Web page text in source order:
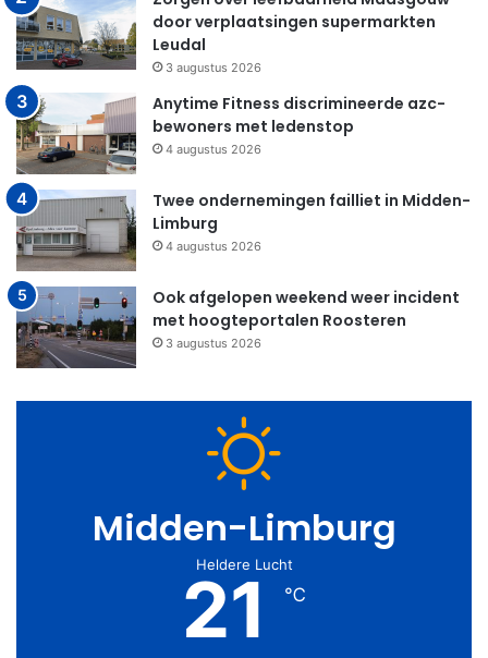
door verplaatsingen supermarkten
Leudal
3 augustus 2026
Anytime Fitness discrimineerde azc-
bewoners met ledenstop
4 augustus 2026
Twee ondernemingen failliet in Midden-
Limburg
4 augustus 2026
Ook afgelopen weekend weer incident
met hoogteportalen Roosteren
3 augustus 2026
Midden-Limburg
Heldere Lucht
21 ℃